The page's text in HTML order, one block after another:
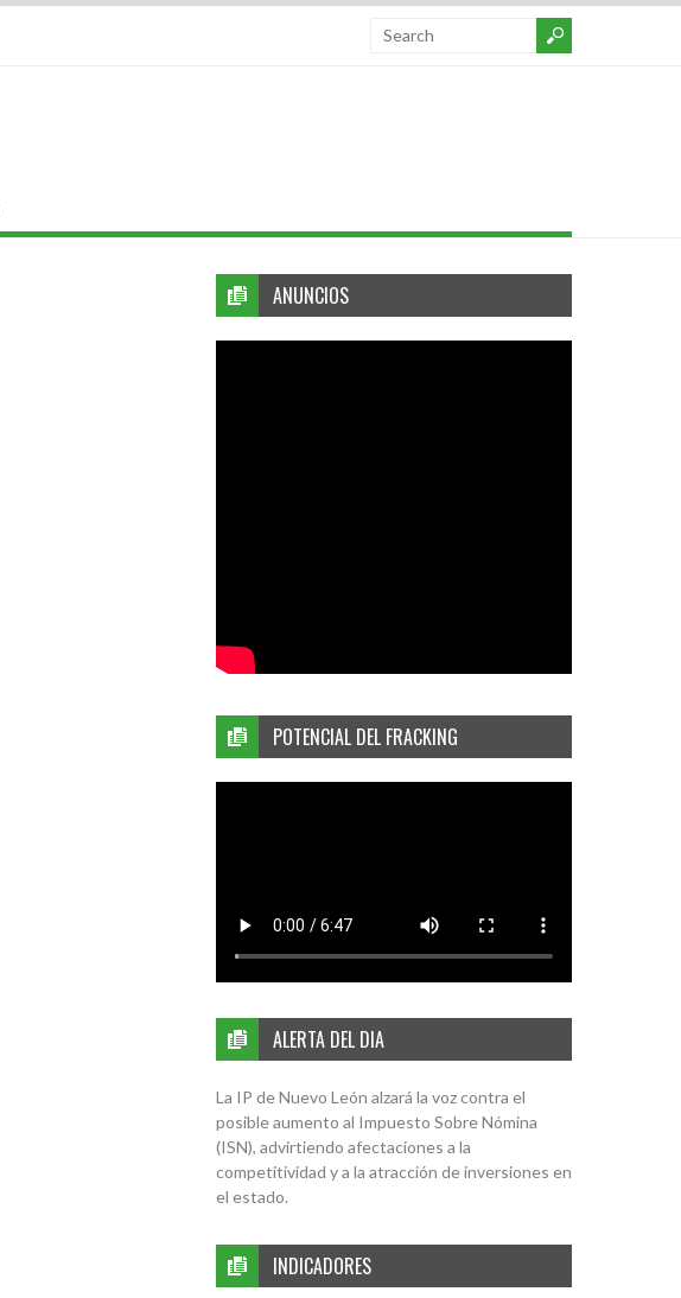
ANUNCIOS
POTENCIAL DEL FRACKING
ALERTA DEL DIA
La IP de Nuevo León alzará la voz contra el
posible aumento al Impuesto Sobre Nómina
(ISN), advirtiendo afectaciones a la
competitividad y a la atracción de inversiones en
el estado.
INDICADORES